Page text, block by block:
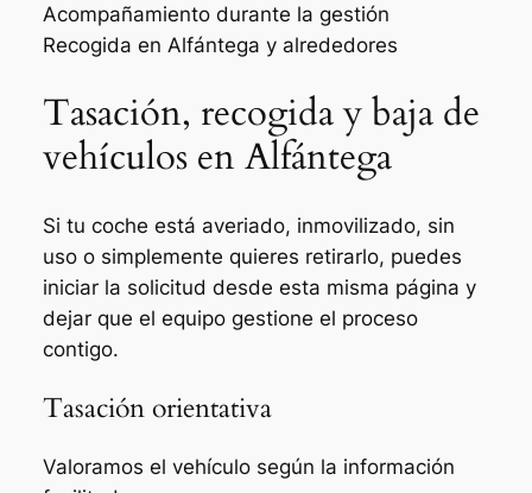
Acompañamiento durante la gestión
Recogida en Alfántega y alrededores
Tasación, recogida y baja de
vehículos en Alfántega
Si tu coche está averiado, inmovilizado, sin
uso o simplemente quieres retirarlo, puedes
iniciar la solicitud desde esta misma página y
dejar que el equipo gestione el proceso
contigo.
Tasación orientativa
Valoramos el vehículo según la información